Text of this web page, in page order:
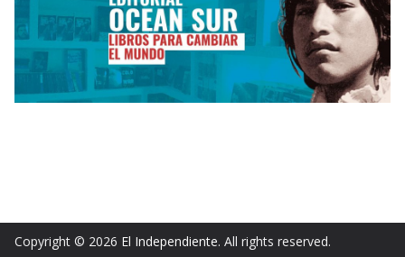
Copyright © 2026 El Independiente. All rights reserved.